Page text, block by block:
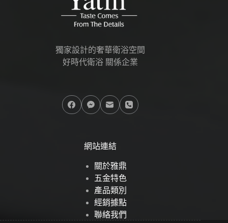
獨家設計的奢華衛浴空間
好時代衛浴 關係企業
網站連結
關於雅鼎
五金特色
產品類別
經銷據點
聯絡我們